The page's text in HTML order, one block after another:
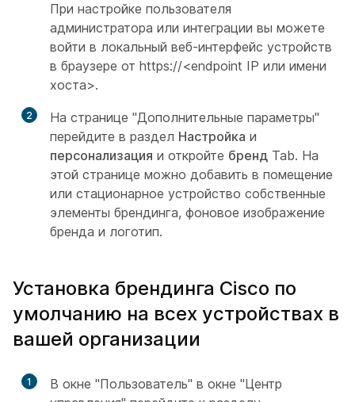
При настройке пользователя
администратора или интеграции вы можете
войти в локальный веб-интерфейс устройств
в браузере от https://<endpoint IP или имени
хоста>.
2
На странице "Дополнительные параметры"
перейдите в раздел Настройка и
персонализация и откройте бренд Tab. На
этой странице можно добавить в помещение
или стационарное устройство собственные
элементы брендинга, фоновое изображение
бренда и логотип.
Установка брендинга Cisco по
умолчанию на всех устройствах в
вашей организации
1
В окне "Пользователь" в окне "Центр